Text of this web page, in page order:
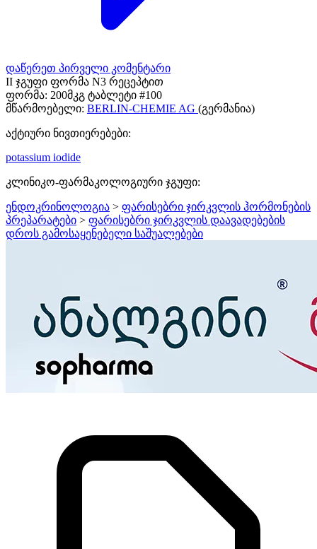
დაწერეთ პირველი კომენტარი
II ჯგუფი ფორმა N3 რეცეპტით
ფორმა: 200მკგ ტაბლეტი #100
მწარმოებელი: BERLIN-CHEMIE AG (გერმანია)
აქტიური ნივთიერებები:
potassium iodide
კლინიკო-ფარმაკოლოგიური ჯგუფი:
ენდოკრინოლოგია > ფარისებრი ჯირკვლის ჰორმონების
პრეპარატები > ფარისებრი ჯირკვლის დაავადებების
დროს გამოსაყენებელი საშუალებები